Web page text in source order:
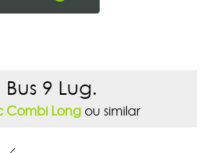
9 Lug.
Combi Long ou similar